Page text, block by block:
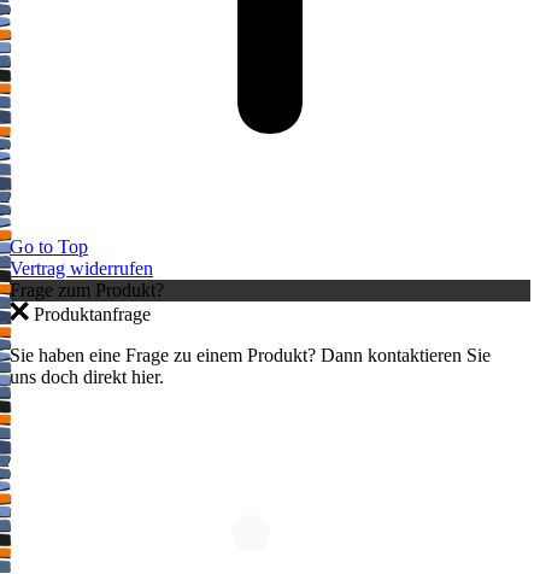
Go to Top
Vertrag widerrufen
Frage zum Produkt?
Produktanfrage
Sie haben eine Frage zu einem Produkt? Dann kontaktieren Sie
uns doch direkt hier.